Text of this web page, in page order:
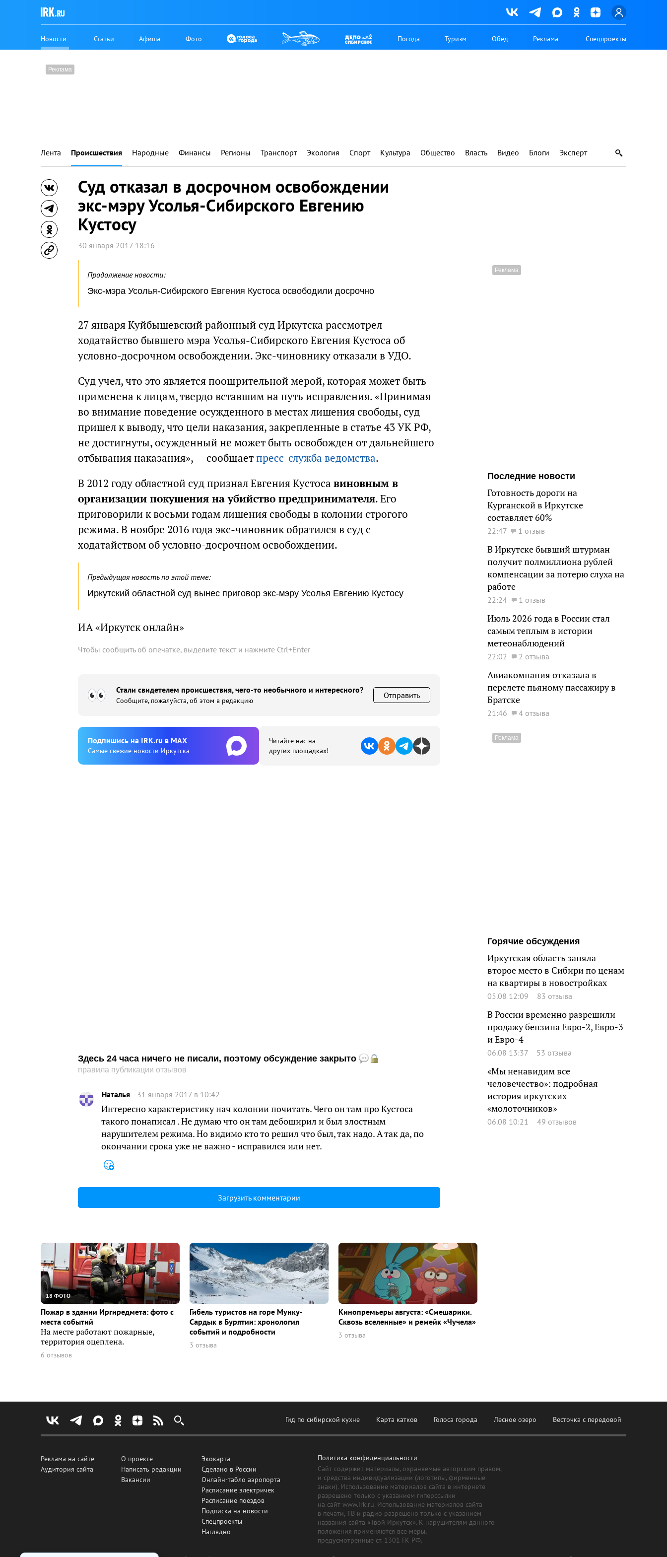
Новости Статьи Афиша Фото Погода Туризм Обед Реклама Спецпроекты
Лента Происшествия Народные Финансы Регионы Транспорт Экология Спорт Культура Общество Власть Видео Блоги Эксперт
Суд отказал в досрочном освобождении
экс-мэру Усолья-Сибирского Евгению
Кустосу
30 января 2017 18:16
Продолжение новости:
Экс-мэра Усолья-Сибирского Евгения Кустоса освободили досрочно
27 января Куйбышевский районный суд Иркутска рассмотрел
ходатайство бывшего мэра Усолья-Сибирского Евгения Кустоса об
условно-досрочном освобождении. Экс-чиновнику отказали в УДО.
Суд учел, что это является поощрительной мерой, которая может быть
применена к лицам, твердо вставшим на путь исправления. «Принимая
во внимание поведение осужденного в местах лишения свободы, суд
пришел к выводу, что цели наказания, закрепленные в статье 43 УК РФ,
не достигнуты, осужденный не может быть освобожден от дальнейшего
отбывания наказания», — сообщаетпресс-служба ведомства.
В 2012 году областной суд признал Евгения Кустоса виновным в
организации покушения на убийство предпринимателя. Его
приговорили к восьми годам лишения свободы в колонии строгого
режима. В ноябре 2016 года экс-чиновник обратился в суд с
ходатайством об условно-досрочном освобождении.
Предыдущая новость по этой теме:
Иркутский областной суд вынес приговор экс-мэру Усолья Евгению Кустосу
ИА «Иркутск онлайн»
Чтобы сообщить об опечатке, выделите текст и нажмите Ctrl+Enter
Стали свидетелем происшествия, чего-то необычного и интересного?
Сообщите, пожалуйста, об этом в редакцию
Отправить
Подпишиcь на IRK.ru в MAX
Cамые свежие новости Иркутска
Читайте нас на
других площадках!
Здесь 24 часа ничего не писали, поэтому обсуждение закрыто
правила публикации отзывов
Наталья 31 января 2017 в 10:42
Интересно характеристику нач колонии почитать. Чего он там про Кустоса
такого понаписал . Не думаю что он там дебоширил и был злостным
нарушителем режима. Но видимо кто то решил что был, так надо. А так да, по
окончании срока уже не важно - исправился или нет.
Загрузить комментарии
Последние новости
Готовность дороги на
Курганской в Иркутске
составляет 60%
22:47 1 отзыв
В Иркутске бывший штурман
получит полмиллиона рублей
компенсации за потерю слуха на
работе
22:24 1 отзыв
Июль 2026 года в России стал
самым теплым в истории
метеонаблюдений
22:02 2 отзыва
Авиакомпания отказала в
перелете пьяному пассажиру в
Братске
21:46 4 отзыва
Горячие обсуждения
Иркутская область заняла
второе место в Сибири по ценам
на квартиры в новостройках
05.08 12:09 83 отзыва
В России временно разрешили
продажу бензина Евро-2, Евро-3
и Евро-4
06.08 13:37 53 отзыва
«Мы ненавидим все
человечество»: подробная
история иркутских
«молоточников»
06.08 10:21 49 отзывов
18 ФОТО
Пожар в здании Иргиредмета: фото с
места событий
На месте работают пожарные,
территория оцеплена.
6 отзывов
Гибель туристов на горе Мунку-
Сардык в Бурятии: хронология
событий и подробности
3 отзыва
Кинопремьеры августа: «Смешарики.
Сквозь вселенные» и ремейк «Чучела»
3 отзыва
Гид по сибирской кухне Карта катков Голоса города Лесное озеро Весточка с передовой
Реклама на сайте
Аудитория сайта
О проекте
Написать редакции
Вакансии
Экокарта
Сделано в России
Онлайн-табло аэропорта
Расписание электричек
Расписание поездов
Подписка на новости
Спецпроекты
Наглядно
Политика конфиденциальности
Сайт содержит материалы, охраняемые авторским правом,
и средства индивидуализации (логотипы, фирменные
знаки). Использование материалов сайта в интернете
разрешено только с указанием гиперссылки
на сайт www.irk.ru. Использование материалов сайта
в печати, ТВ и радио разрешено только с указанием
названия сайта «Твой Иркутск». К нарушителям данного
положения применяются все меры,
предусмотренные ст. 1301 ГК РФ.